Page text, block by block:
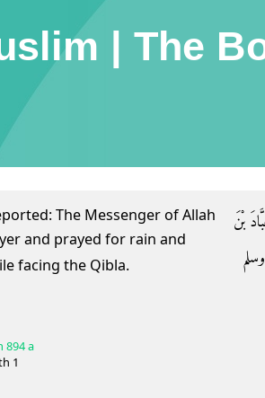
| The
The Messenger of Allah
facing the Qibla.
بْنَ
894 a
1